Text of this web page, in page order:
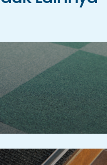
Karpet Tile
Lihat Produk